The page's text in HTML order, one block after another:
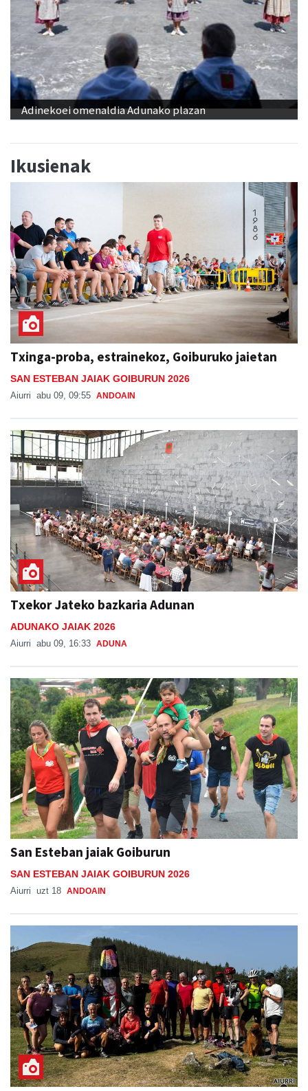
Adinekoei omenaldia Adunako plazan
Ikusienak
Txinga-proba, estrainekoz, Goiburuko jaietan
SAN ESTEBAN JAIAK GOIBURUN 2026
Aiurri abu 09, 09:55 ANDOAIN
Txekor Jateko bazkaria Adunan
ADUNAKO JAIAK 2026
Aiurri abu 09, 16:33 ADUNA
San Esteban jaiak Goiburun
SAN ESTEBAN JAIAK GOIBURUN 2026
Aiurri uzt 18 ANDOAIN